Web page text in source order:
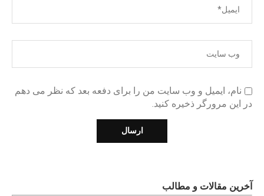
نام، ایمیل و وب سایت من را برای دفعه بعد که نظر می دهم
در این مرورگر ذخیره کنید.
آخرین مقالات و مطالب